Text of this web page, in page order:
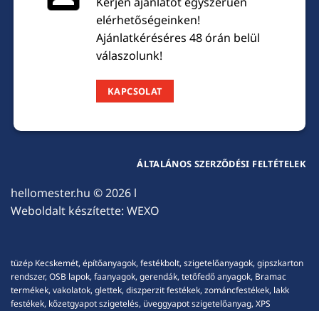
elérhetőségeinken!
Ajánlatkéréséres 48 órán belül
válaszolunk!
KAPCSOLAT
hellomester.hu © 2026 l
Weboldalt készítette: WEXO
ÁLTALÁNOS SZERZŐDÉSI FELTÉTELEK
tüzép Kecskemét, építőanyagok, festékbolt, szigetelőanyagok, gipszkarton
rendszer, OSB lapok, faanyagok, gerendák, tetőfedő anyagok, Bramac
termékek, vakolatok, glettek, diszperzit festékek, zománcfestékek, lakk
festékek, kőzetgyapot szigetelés, üveggyapot szigetelőanyag, XPS